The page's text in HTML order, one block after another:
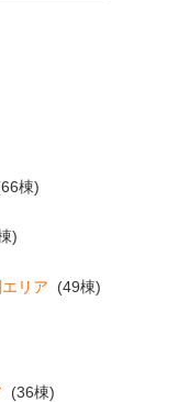
棟)
)
リア (49棟)
(36棟)